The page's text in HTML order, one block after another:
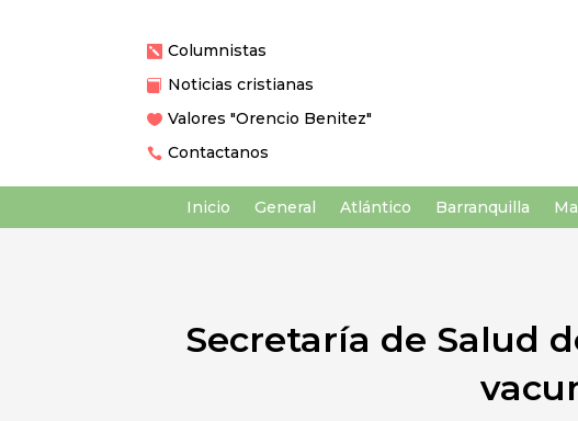
 Columnistas
 Noticias cristianas
 Valores "Orencio Benitez"
 Contactanos
Inicio General Atlántico Barranquilla
Secretaría de Salud